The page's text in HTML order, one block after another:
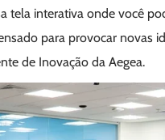
tela interativa onde você
para provocar novas
de Inovação da Aegea.